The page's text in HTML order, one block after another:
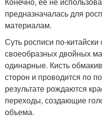
предназначалась для
материалам.
Суть росписи по-
своеобразных двойных
одинарные. Кисть
сторон и проводится по
результате рождаются
переходы, создающие
объема.